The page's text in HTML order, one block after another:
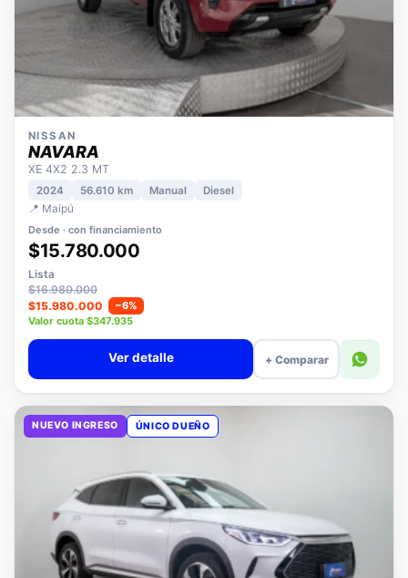
NISSAN
NAVARA
XE 4X2 2.3 MT
2024
📍 Maipú
Desde · con financiamiento
$15.780.000
Lista
$16.980.000
$15.980.000
−6%
Valor cuota $347.935
+ Comparar
NUEVO INGRESO